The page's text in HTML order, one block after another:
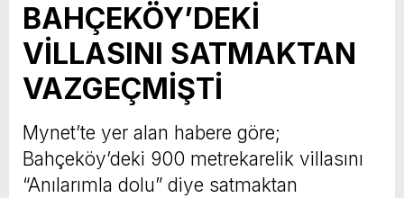
BAHÇEKÖY’DEKİ
VİLLASINI SATMAKTAN
VAZGEÇMİŞTİ
Mynet’te yer alan habere göre;
Bahçeköy’deki 900 metrekarelik villasını
“Anılarımla dolu” diye satmaktan